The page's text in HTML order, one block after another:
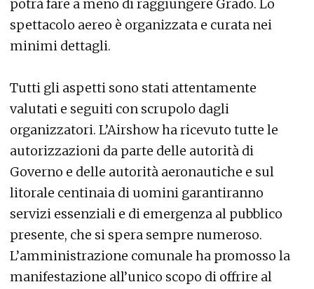
potrà fare a meno di raggiungere Grado. Lo
spettacolo aereo è organizzata e curata nei
minimi dettagli.
Tutti gli aspetti sono stati attentamente
valutati e seguiti con scrupolo dagli
organizzatori. L’Airshow ha ricevuto tutte le
autorizzazioni da parte delle autorità di
Governo e delle autorità aeronautiche e sul
litorale centinaia di uomini garantiranno
servizi essenziali e di emergenza al pubblico
presente, che si spera sempre numeroso.
L’amministrazione comunale ha promosso la
manifestazione all’unico scopo di offrire al